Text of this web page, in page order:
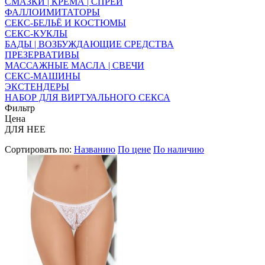
ФАЛЛОИМИТАТОРЫ
СЕКС-БЕЛЬЁ И КОСТЮМЫ
СЕКС-КУКЛЫ
БАДЫ | ВОЗБУЖДАЮЩИЕ СРЕДСТВА
ПРЕЗЕРВАТИВЫ
МАССАЖНЫЕ МАСЛА | СВЕЧИ
СЕКС-МАШИНЫ
ЭКСТЕНДЕРЫ
НАБОР ДЛЯ ВИРТУАЛЬНОГО СЕКСА
Фильтр
Цена
ДЛЯ НЕЕ
Сортировать по: Названию По цене По наличию